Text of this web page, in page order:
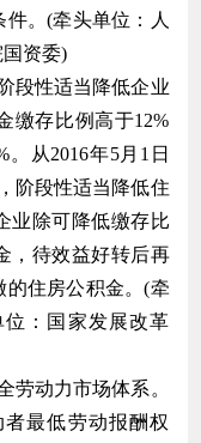
。(牵头单位：人
资委)
段性适当降低企业
缴存比例高于12%
从2016年5月1日
阶段性适当降低住
业除可降低缴存比
，待效益好转后再
的住房公积金。(牵
：国家发展改革
劳动力市场体系。
最低劳动报酬权